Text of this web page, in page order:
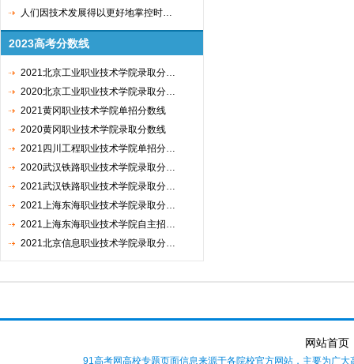
人们因技术发展得以更好地掌控时…
2023高考分数线
2021北京工业职业技术学院录取分…
2020北京工业职业技术学院录取分…
2021黄冈职业技术学院单招分数线
2020黄冈职业技术学院录取分数线
2021四川工程职业技术学院单招分…
2020武汉铁路职业技术学院录取分…
2021武汉铁路职业技术学院录取分…
2021上海东海职业技术学院录取分…
2021上海东海职业技术学院自主招…
2021北京信息职业技术学院录取分…
网站首页
91高考网高校专题页面信息来源于各院校官方网站，主要为广